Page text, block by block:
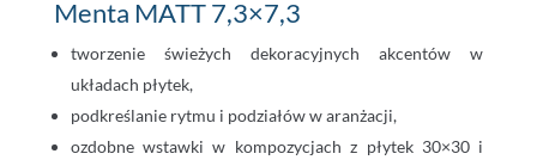
Menta MATT 7,3×7,3
tworzenie świeżych dekoracyjnych akcentów w
układach płytek,
podkreślanie rytmu i podziałów w aranżacji,
ozdobne wstawki w kompozycjach z płytek 30×30 i